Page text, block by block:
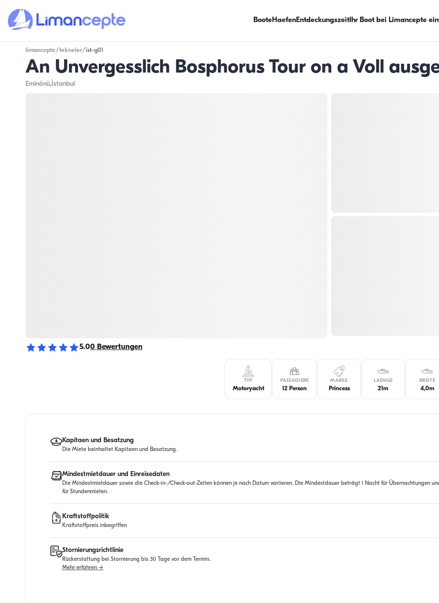
BooteHaefenEntdeckungszeitIhr Boot bei Limancepte
limancepte/tekneler/ist-g01
An Unvergesslich Bosphorus Tour on a Voll
Eminönü,İstanbul
5.00 Bewertungen
TYP
Motoryacht
PASSAGIERE
12 Person
MARKE
Princess
LAENGE
21m
BREITE
4,0m
Kapitaen und Besatzung
Die Miete beinhaltet Kapitaen und Besatzung.
Mindestmietdauer und Einreisedaten
Die Mindestmietdauer sowie die Check-in-/Check-out-Zeiten können je nach Datum variieren. Die Mindestdauer beträgt 1 Nacht für Übernachtungen
für Stundenmieten.
Kraftstoffpolitik
Kraftstoffpreis inbegriffen
Stornierungsrichtlinie
Rückerstattung bei Stornierung bis 30 Tage vor dem Termin.
Mehr erfahren →